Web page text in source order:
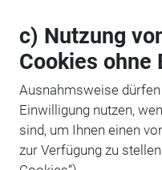
c) Nutzung
Cookies ohne
Ausnahmsweise
Einwilligung nutzen,
sind, um Ihnen einen
zur Verfügung zu